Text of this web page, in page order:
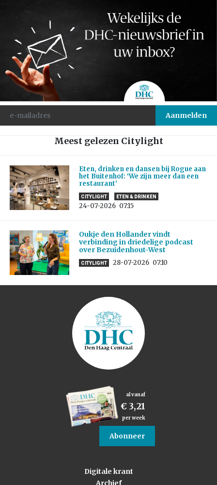
Meest gelezen Citylight
Eten, drinken en dansen bij Rogue aan
het Buitenhof: ‘We zijn meer dan een
restaurant’
CITYLIGHT ETEN & DRINKEN
24-07-2026 07:15
Oukje den Hollander vindt
verbinding in driedelige podcast
over Bezuidenhout-West
CITYLIGHT 28-07-2026 07:10
al vanaf
€ 3,21
per week
Abonneer
Digitale krant
Archief